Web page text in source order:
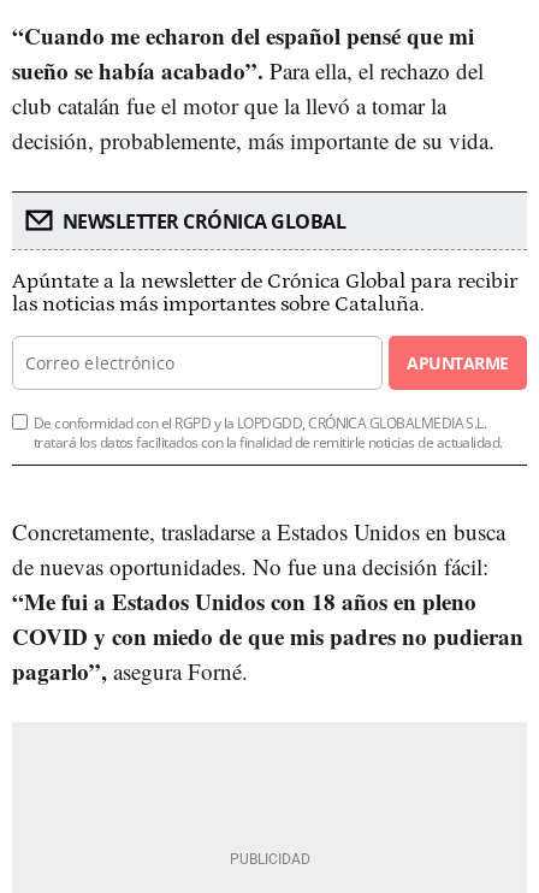
“Cuando me echaron del español pensé que mi
sueño se había acabado”. Para ella, el rechazo del
club catalán fue el motor que la llevó a tomar la
decisión, probablemente, más importante de su vida.
NEWSLETTER CRÓNICA GLOBAL
Apúntate a la newsletter de Crónica Global para recibir
las noticias más importantes sobre Cataluña.
APUNTARME
De conformidad con el RGPD y la LOPDGDD, CRÓNICA GLOBALMEDIA S.L.
tratará los datos facilitados con la finalidad de remitirle noticias de actualidad.
Concretamente, trasladarse a Estados Unidos en busca
de nuevas oportunidades. No fue una decisión fácil:
“Me fui a Estados Unidos con 18 años en pleno
COVID y con miedo de que mis padres no pudieran
pagarlo”, asegura Forné.